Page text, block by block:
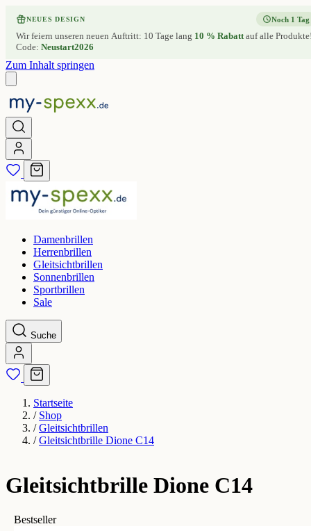
NEUES DESIGN
Wir feiern unseren neuen Auftritt: 10 Tage lang 10 % Rabattauf alle
Code: Neustart2026
Noch 1 Tag
Zum Inhalt springen
Damenbrillen
Herrenbrillen
Gleitsichtbrillen
Sonnenbrillen
Sportbrillen
Sale
Suche
Startseite
/ Shop
/ Gleitsichtbrillen
/ Gleitsichtbrille Dione C14
Gleitsichtbrille Dione C14
Bestseller